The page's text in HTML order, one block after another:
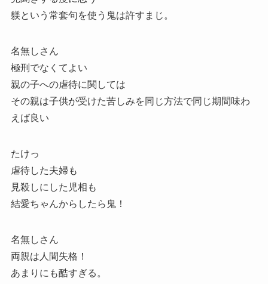
躾という常套句を使う鬼は許すまじ。
名無しさん
極刑でなくてよい
親の子への虐待に関しては
その親は子供が受けた苦しみを同じ方法で同じ期間味わ
えば良い
たけっ
虐待した夫婦も
見殺しにした児相も
結愛ちゃんからしたら鬼！
名無しさん
両親は人間失格！
あまりにも酷すぎる。